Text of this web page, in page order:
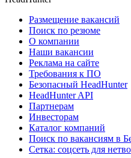
Размещение вакансий
Поиск по резюме
О компании
Наши вакансии
Реклама на сайте
Требования к ПО
Безопасный HeadHunter
HeadHunter API
Партнерам
Инвесторам
Каталог компаний
Поиск по вакансиям в
Сетка: соцсеть для